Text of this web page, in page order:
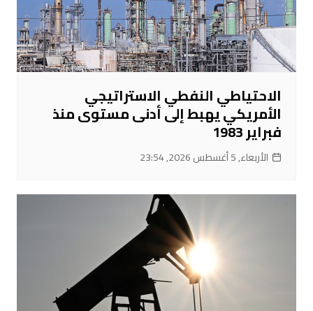
الاحتياطي النفطي الاستراتيجي
الأمريكي يهبط إلى أدنى مستوى منذ
فبراير 1983
الأربعاء, 5 أغسطس 2026, 23:54